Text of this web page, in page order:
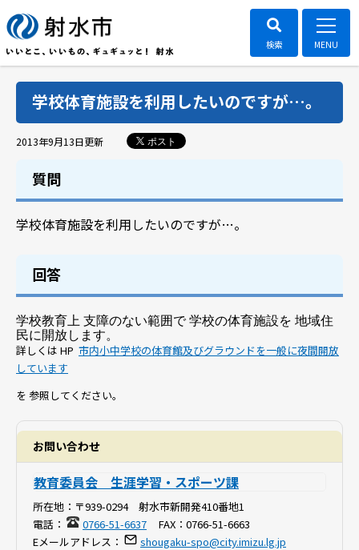
学校体育施設を利用したいのですが…。
2013年9月13日更新 ポスト
質問
学校体育施設を利用したいのですが…。
回答
学校教育上 支障のない範囲で 学校の体育施設を 地域住
民に開放します。
詳しくは HP 市内小中学校の体育館及びグラウンドを一般に夜間開放
しています
を 参照してください。
お問い合わせ
教育委員会 生涯学習・スポーツ課
所在地： 〒939-0294 射水市新開発410番地1
電話：
0766-51-6637 FAX： 0766-51-6663
Eメールアドレス：
shougaku-spo@city.imizu.lg.jp